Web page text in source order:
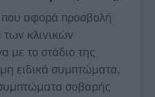
που αφορά προσβολή
κλινικών
με το στάδιο της
ειδικά συμπτώματα,
σοβαρής